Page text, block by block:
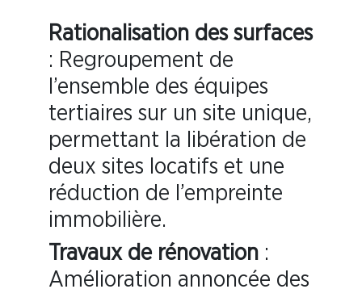
Rationalisation des surfaces
: Regroupement de
l’ensemble des équipes
tertiaires sur un site unique,
permettant la libération de
deux sites locatifs et une
réduction de l’empreinte
immobilière.
Travaux de rénovation :
Amélioration annoncée des